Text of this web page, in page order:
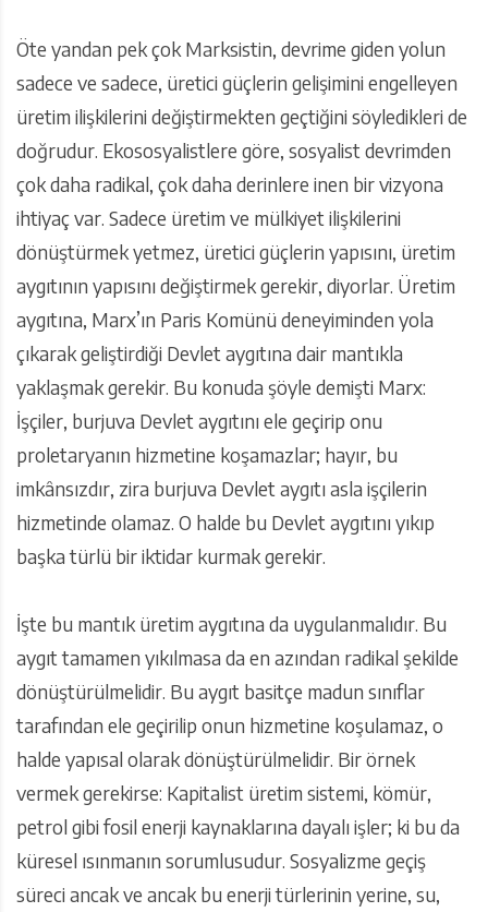
Öte yandan pek çok Marksistin, devrime giden yolun
sadece ve sadece, üretici güçlerin gelişimini engelleyen
üretim ilişkilerini değiştirmekten geçtiğini söyledikleri de
doğrudur. Ekososyalistlere göre, sosyalist devrimden
çok daha radikal, çok daha derinlere inen bir vizyona
ihtiyaç var. Sadece üretim ve mülkiyet ilişkilerini
dönüştürmek yetmez, üretici güçlerin yapısını, üretim
aygıtının yapısını değiştirmek gerekir, diyorlar. Üretim
aygıtına, Marx’ın Paris Komünü deneyiminden yola
çıkarak geliştirdiği Devlet aygıtına dair mantıkla
yaklaşmak gerekir. Bu konuda şöyle demişti Marx:
İşçiler, burjuva Devlet aygıtını ele geçirip onu
proletaryanın hizmetine koşamazlar; hayır, bu
imkânsızdır, zira burjuva Devlet aygıtı asla işçilerin
hizmetinde olamaz. O halde bu Devlet aygıtını yıkıp
başka türlü bir iktidar kurmak gerekir.
İşte bu mantık üretim aygıtına da uygulanmalıdır. Bu
aygıt tamamen yıkılmasa da en azından radikal şekilde
dönüştürülmelidir. Bu aygıt basitçe madun sınıflar
tarafından ele geçirilip onun hizmetine koşulamaz, o
halde yapısal olarak dönüştürülmelidir. Bir örnek
vermek gerekirse: Kapitalist üretim sistemi, kömür,
petrol gibi fosil enerji kaynaklarına dayalı işler; ki bu da
küresel ısınmanın sorumlusudur. Sosyalizme geçiş
süreci ancak ve ancak bu enerji türlerinin yerine, su,